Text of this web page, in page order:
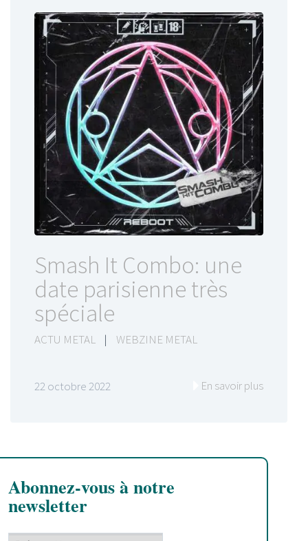
Smash It Combo: une
date parisienne très
spéciale
ACTU METAL | WEBZINE METAL
22 octobre 2022 En savoir plus
Abonnez-vous à notre
newsletter